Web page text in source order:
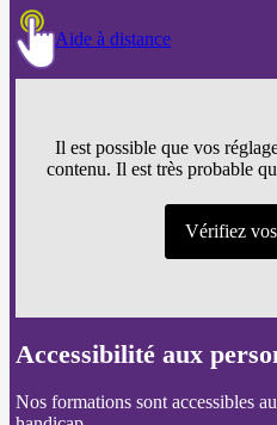
Aide à distance
Il est possible que vos
contenu. Il est très probable
Vérifiez
Accessibilité aux
Nos formations sont accessibles